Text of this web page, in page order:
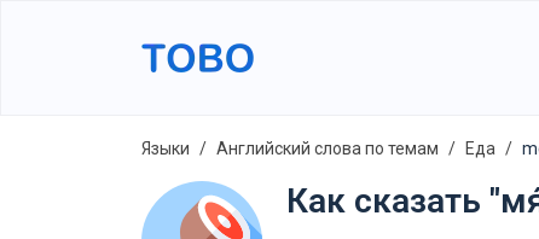
Языки Английский слова по темам Еда
Как сказать